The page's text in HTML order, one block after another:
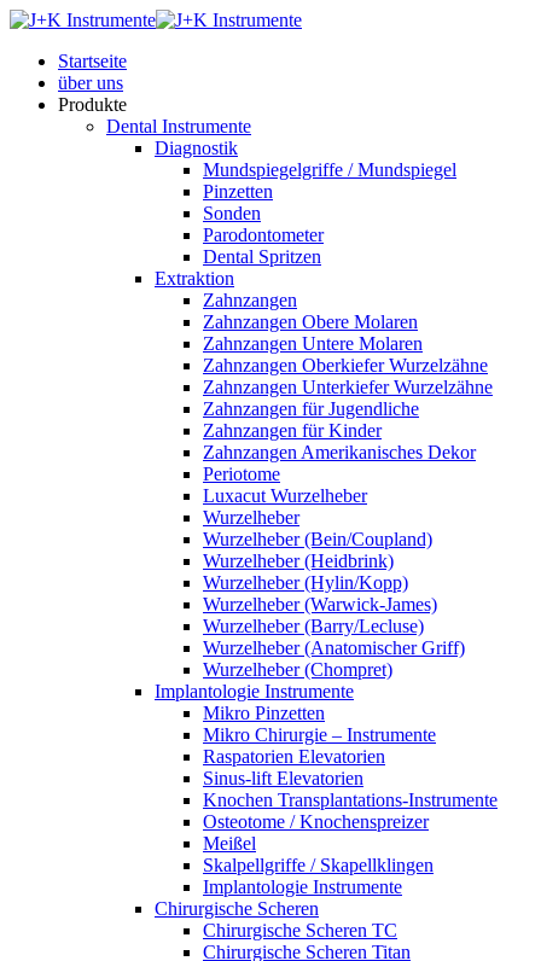
Startseite
über uns
Produkte
Dental Instrumente
Diagnostik
Mundspiegelgriffe / Mundspiegel
Pinzetten
Sonden
Parodontometer
Dental Spritzen
Extraktion
Zahnzangen
Zahnzangen Obere Molaren
Zahnzangen Untere Molaren
Zahnzangen Oberkiefer Wurzelzähne
Zahnzangen Unterkiefer Wurzelzähne
Zahnzangen für Jugendliche
Zahnzangen für Kinder
Zahnzangen Amerikanisches Dekor
Periotome
Luxacut Wurzelheber
Wurzelheber
Wurzelheber (Bein/Coupland)
Wurzelheber (Heidbrink)
Wurzelheber (Hylin/Kopp)
Wurzelheber (Warwick-James)
Wurzelheber (Barry/Lecluse)
Wurzelheber (Anatomischer Griff)
Wurzelheber (Chompret)
Implantologie Instrumente
Mikro Pinzetten
Mikro Chirurgie – Instrumente
Raspatorien Elevatorien
Sinus-lift Elevatorien
Knochen Transplantations-Instrumente
Osteotome / Knochenspreizer
Meißel
Skalpellgriffe / Skapellklingen
Implantologie Instrumente
Chirurgische Scheren
Chirurgische Scheren TC
Chirurgische Scheren Titan